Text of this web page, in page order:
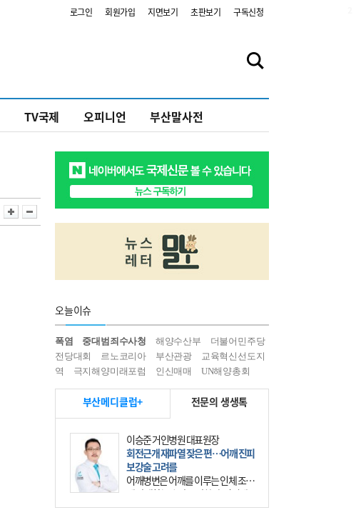
로그인 회원가입 지면보기 초판보기 구독신청
TV국제 오피니언 부산말사전
오늘이슈
폭염 중대범죄수사청 해양수산부
더불어민주당
전당대회
르노코리아 부산관광
교육혁신선도지
역
극지해양미래포럼 인신매매 UN해양총회
부산메디클럽+ 전문의 생생톡
이승준 거인병원 대표원장
회전근개 재파열 잦은 편…어깨 진피
보강술 고려를
어깨병변은 어깨를 이루는 인체 조직
에 발생하는 손상을 말한다. 여기에
는 오십견과 회전근개 증후군, 어깨